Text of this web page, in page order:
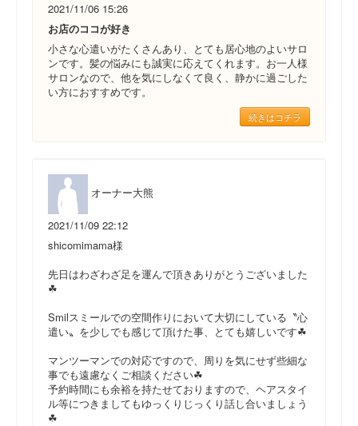
2021/11/06 15:26
お店のココが好き
小さな心遣いがたくさんあり、とても居心地のよいサロ
ンです。髪の悩みにも誠実に応えてくれます。お一人様
サロンなので、他を気にしなくて良く、静かに過ごした
い方におすすめです。
続きはコチラ
オーナー大熊
2021/11/09 22:12
shicomimama様
先日はわざわざ足を運んで頂きありがとうございました
☘
Smilスミールでの空間作りにおいて大切にしている〝心
遣い〟を少しでも感じて頂けた事、とても嬉しいです☘
マンツーマンでの対応ですので、周りを気にせず些細な
事でも遠慮なくご相談ください☘
予約時間にも余裕を持たせておりますので、ヘアスタイ
ル等につきましてもゆっくりじっくり話し合いましょう
☘